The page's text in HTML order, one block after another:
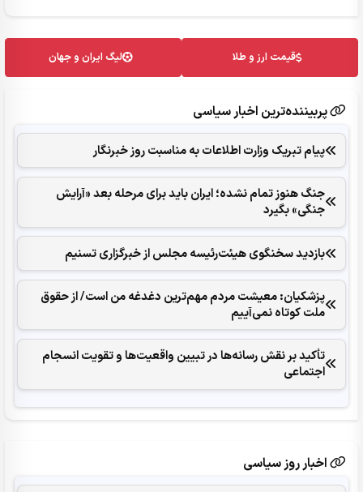
قیمت ارز و طلا لیگ ایران و جهان
پربیننده‌ترین اخبار سیاسی
پیام تبریک وزارت اطلاعات به مناسبت روز خبرنگار
جنگ هنوز تمام نشده؛ ایران باید برای مرحله بعد «آرایش
جنگی» بگیرد
بازدید سخنگوی هیئت‌رئیسه مجلس از خبرگزاری تسنیم
پزشکیان: معیشت مردم مهم‌ترین دغدغه من است/ از حقوق
ملت کوتاه نمی‌آییم
تأکید بر نقش رسانه‌ها در تبیین واقعیت‌ها و تقویت انسجام
اجتماعی
اخبار روز سیاسی